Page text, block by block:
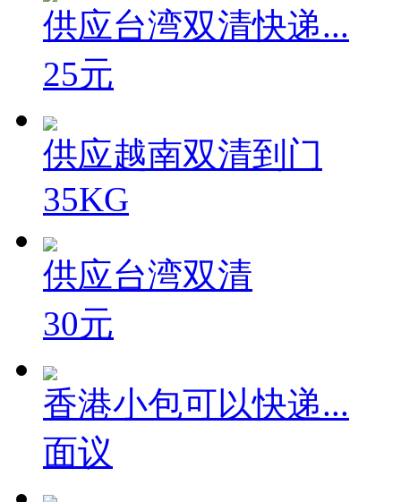
供应台湾双清快递...
25元
供应越南双清到门
35KG
供应台湾双清
30元
香港小包可以快递...
面议